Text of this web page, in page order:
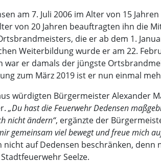
am 7. Juli 2006 im Alter von 15
von 20 Jahren beauftragten ihn die
die er ab dem 1.
Weiterbildung wurde er am 22.
er damals der jüngste
zum März 2019 ist er nun einmal
würdigten Bürgermeister Alexander
„Du hast die Feuerwehr Dedensen
nicht ändern“, ergänzte der
gemeinsam viel bewegt und freue mich
auf Dedensen beschränken,
Seelze.